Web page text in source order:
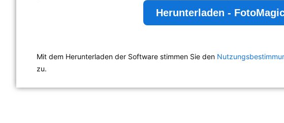
Herunterladen -
Mit dem Herunterladen der Software stimmen Sie den
zu.